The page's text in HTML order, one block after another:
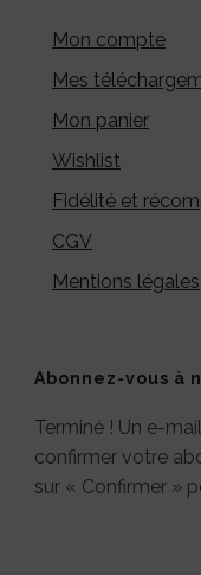
Mon compte
Mes
Mon panier
Wishlist
Fidélité et
CGV
Mentions légales
Abonnez-vous à
Terminé ! Un e-
confirmer votre
sur « Confirmer »